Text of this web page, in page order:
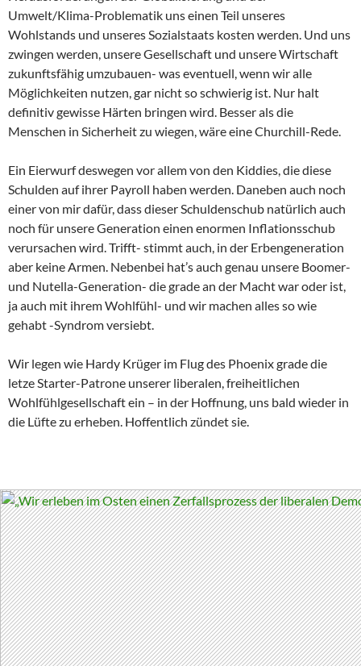
Umwelt/Klima-Problematik uns einen Teil unseres
Wohlstands und unseres Sozialstaats kosten werden. Und uns
zwingen werden, unsere Gesellschaft und unsere Wirtschaft
zukunftsfähig umzubauen- was eventuell, wenn wir alle
Möglichkeiten nutzen, gar nicht so schwierig ist. Nur halt
definitiv gewisse Härten bringen wird. Besser als die
Menschen in Sicherheit zu wiegen, wäre eine Churchill-Rede.
Ein Eierwurf deswegen vor allem von den Kiddies, die diese
Schulden auf ihrer Payroll haben werden. Daneben auch noch
einer von mir dafür, dass dieser Schuldenschub natürlich auch
noch für unsere Generation einen enormen Inflationsschub
verursachen wird. Trifft- stimmt auch, in der Erbengeneration
aber keine Armen. Nebenbei hat’s auch genau unsere Boomer-
und Nutella-Generation- die grade an der Macht war oder ist,
ja auch mit ihrem Wohlfühl- und wir machen alles so wie
gehabt -Syndrom versiebt.
Wir legen wie Hardy Krüger im Flug des Phoenix grade die
letze Starter-Patrone unserer liberalen, freiheitlichen
Wohlfühlgesellschaft ein – in der Hoffnung, uns bald wieder in
die Lüfte zu erheben. Hoffentlich zündet sie.